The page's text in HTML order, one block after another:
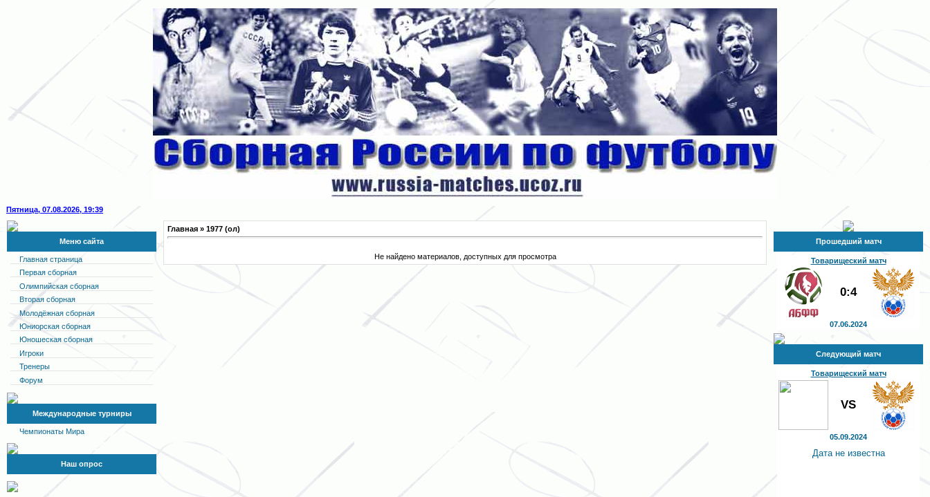
Пятница, 07.08.2026, 19:39
Меню сайта
Главная страница
Первая сборная
Олимпийская сборная
Вторая сборная
Молодёжная сборная
Юниорская сборная
Юношеская сборная
Игроки
Тренеры
Форум
Международные турниры
Чемпионаты Мира
Наш опрос
Главная » 1977 (ол)
Не найдено материалов, доступных для просмотра
Прошедший матч
Товарищеский матч
0:4
07.06.2024
Следующий матч
Товарищеский матч
VS
05.09.2024
Дата не известна